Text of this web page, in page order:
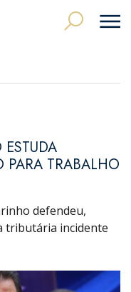
PARA TRABALHO
defendeu,
tributária incidente